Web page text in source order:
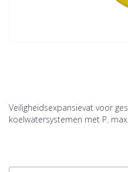
Veiligheidsexpansievat voor
koelwatersystemen met P.